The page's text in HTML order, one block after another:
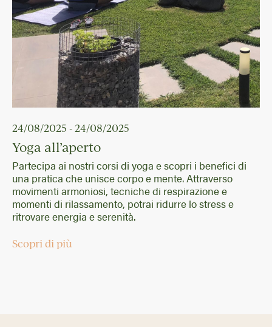
24/08/2025 - 24/08/2025
Yoga all’aperto
Partecipa ai nostri corsi di yoga e scopri i benefici di
una pratica che unisce corpo e mente. Attraverso
movimenti armoniosi, tecniche di respirazione e
momenti di rilassamento, potrai ridurre lo stress e
ritrovare energia e serenità.
Scopri di più